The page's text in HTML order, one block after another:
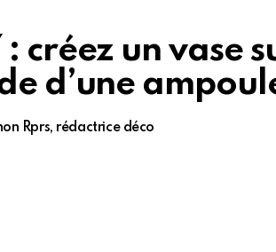
: créez un vase
d’une
Rprs, rédactrice déco